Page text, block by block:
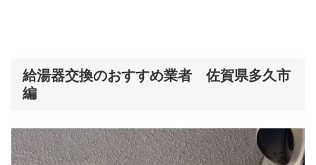
給湯器交換のおすすめ業者 佐賀県多久市
編